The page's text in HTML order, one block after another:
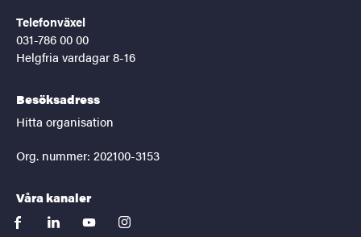
Telefonväxel
031-786 00 00
Helgfria vardagar 8-16
Besöksadress
Hitta organisation
Org. nummer: 202100-3153
Våra kanaler
facebooklinkedinyoutubeinstagram